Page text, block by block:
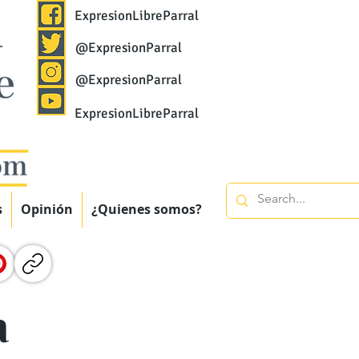
ExpresionLibreParral
@ExpresionParral
@ExpresionParral
ExpresionLibreParral
Opinión ¿Quienes somos?